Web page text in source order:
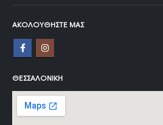
ΑΚΟΛΟΥΘΉΣΤΕ ΜΑΣ
ΘΕΣΣΑΛΟΝΊΚΗ